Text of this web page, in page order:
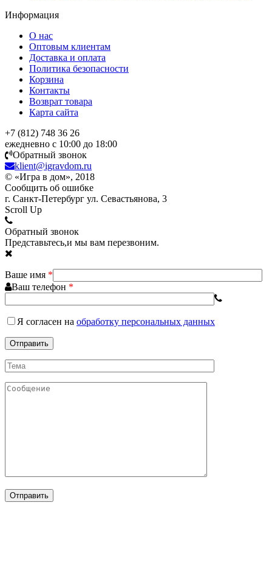
Информация
О нас
Оптовым клиентам
Доставка и оплата
Политика безопасности
Корзина
Контакты
Возврат товара
Карта сайта
+7 (812) 748 36 26
ежедневно с 10:00 до 18:00
Обратный звонок
klient@igravdom.ru
© «Игра в дом», 2018
Сообщить об ошибке
г. Санкт-Петербург ул. Севастьянова, 3
Scroll Up
Обратный звонок
Представьтесь,и мы вам перезвоним.
Ваше имя *
Ваш телефон *
Я согласен на обработку персональных данных